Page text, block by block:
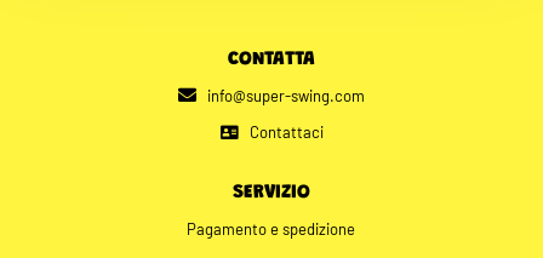
CONTATTA
info@super-swing.com
Contattaci
SERVIZIO
Pagamento e spedizione